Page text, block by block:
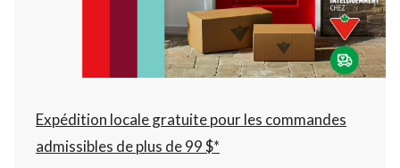
à
22:00
cliquer
pour
changer
Expédition locale gratuite pour les commandes
admissibles de plus de 99 $*